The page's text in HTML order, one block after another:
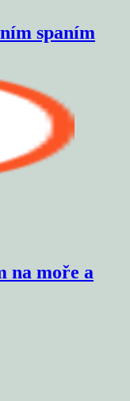
spaním
na moře a